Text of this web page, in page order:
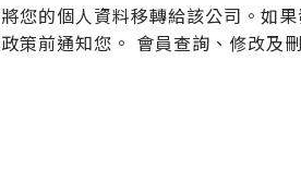
您的個人資料移轉給該公司。如
策前通知您。 會員查詢、修改及